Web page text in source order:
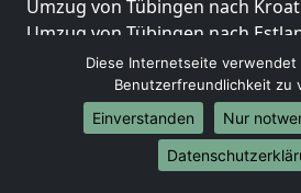
Umzug von Tübingen nach
Umzug von Tübingen nach
Umzug von Tübingen nach
Umzug von Tübingen nach
Umzug von Tübingen nach
Umzug von Tübingen nach
Umzug von Tübingen nach
Diese Internetseite verwendet
Benutzerfreundlichkeit zu
Einverstanden
Nur